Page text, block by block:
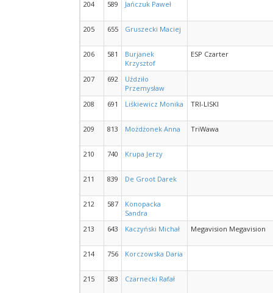
204 589 Jańczuk Paweł
205 655 Gruszecki Maciej
206 581
Burjanek
Krzysztof
ESP Czarter
207 692
Uździło
Przemysław
208
691 Liśkiewicz Monika TRI-LISKI
209 813 Możdżonek Anna TriWawa
210 740 Krupa Jerzy
211 839 De Groot Darek
212 587
Konopacka
Sandra
213
643 Kaczyński Michał Megavision Megavision
214 756 Korczowska Daria
215 583 Czarnecki Rafał